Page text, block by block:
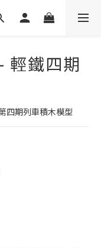
輕鐵四期
四期列車積木模型